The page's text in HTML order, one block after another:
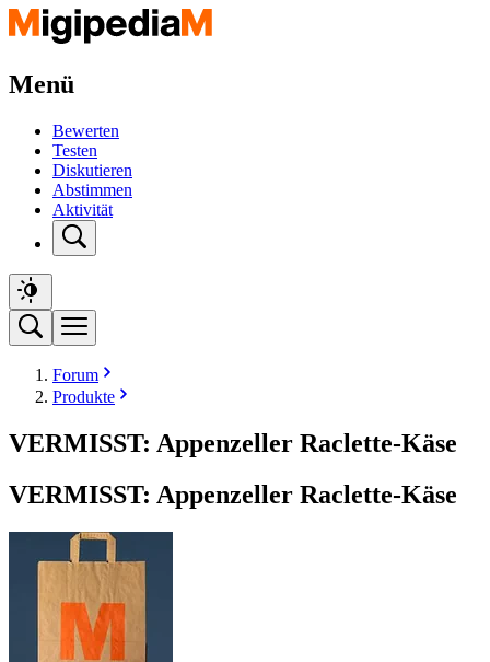
Menü
Bewerten
Testen
Diskutieren
Abstimmen
Aktivität
Forum
Produkte
VERMISST: Appenzeller Raclette-Käse
VERMISST: Appenzeller Raclette-Käse